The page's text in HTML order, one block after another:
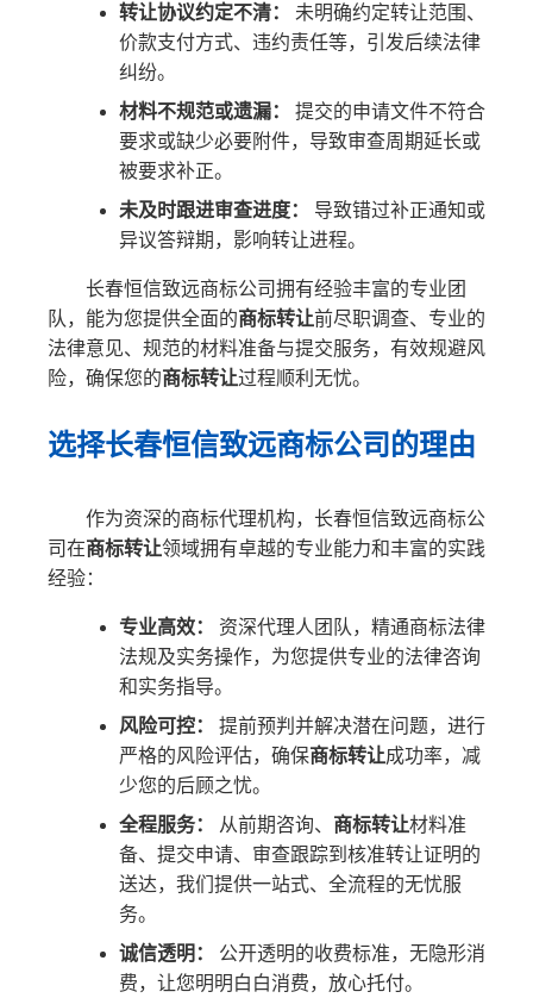
转让协议约定不清：
未明确约定转让范围、
价款支付方式、违约责任等，引发后续法律
纠纷。
材料不规范或遗漏：
提交的申请文件不符合
要求或缺少必要附件，导致审查周期延长或
被要求补正。
未及时跟进审查进度：
导致错过补正通知或
异议答辩期，影响转让进程。
长春恒信致远商标公司拥有经验丰富的专业团
队，能为您提供全面的商标转让前尽职调查、专业的
法律意见、规范的材料准备与提交服务，有效规避风
险，确保您的商标转让过程顺利无忧。
选择长春恒信致远商标公司的理由
作为资深的商标代理机构，长春恒信致远商标公
司在商标转让领域拥有卓越的专业能力和丰富的实践
经验：
专业高效：
资深代理人团队，精通商标法律
法规及实务操作，为您提供专业的法律咨询
和实务指导。
风险可控：
提前预判并解决潜在问题，进行
严格的风险评估，确保商标转让成功率，减
少您的后顾之忧。
全程服务：
从前期咨询、 商标转让材料准
备、提交申请、审查跟踪到核准转让证明的
送达，我们提供一站式、全流程的无忧服
务。
诚信透明：
公开透明的收费标准，无隐形消
费，让您明明白白消费，放心托付。